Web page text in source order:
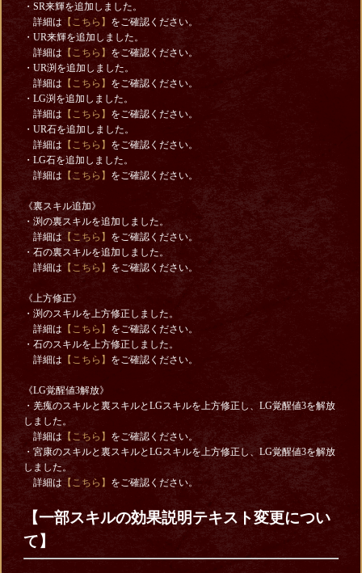
・SR来輝を追加しました。
詳細は 【こちら】 をご確認ください。
・UR来輝を追加しました。
詳細は 【こちら】 をご確認ください。
・UR渕を追加しました。
詳細は 【こちら】 をご確認ください。
・LG渕を追加しました。
詳細は 【こちら】 をご確認ください。
・UR石を追加しました。
詳細は 【こちら】 をご確認ください。
・LG石を追加しました。
詳細は 【こちら】 をご確認ください。
《裏スキル追加》
・渕の裏スキルを追加しました。
詳細は 【こちら】 をご確認ください。
・石の裏スキルを追加しました。
詳細は 【こちら】 をご確認ください。
《上方修正》
・渕のスキルを上方修正しました。
詳細は 【こちら】 をご確認ください。
・石のスキルを上方修正しました。
詳細は 【こちら】 をご確認ください。
《LG覚醒値3解放》
・羌瘣のスキルと裏スキルとLGスキルを上方修正し、LG覚醒値3を解放
しました。
詳細は【こちら】 をご確認ください。
・宮康のスキルと裏スキルとLGスキルを上方修正し、LG覚醒値3を解放
しました。
詳細は 【こちら】 をご確認ください。
【一部スキルの効果説明テキスト変更につい
て】